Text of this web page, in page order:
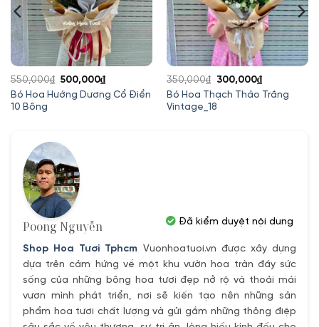
Bó Hoa Hướng Dương Cổ Điển
10 Bông
550,000₫ Giá
gốc
500,000₫Giá
hiện
Bó Hoa Thạch Thảo Trắng
Vintage_18
350,000₫
Giá
gốc
là:
300,000₫Giá
hiện
Poong Nguyễn
Shop Hoa Tươi Tphcm Vuonhoatuoi.vn được xây dựng
dựa trên cảm hứng về một khu vườn hoa tràn đầy sức
sống của những bông hoa tươi đẹp nở rộ và thoải mái
vươn mình phát triển, nơi sẽ kiến tạo nên những sản
phẩm hoa tươi chất lượng và gửi gắm những thông điệp
Đã kiểm duyệt nội dung